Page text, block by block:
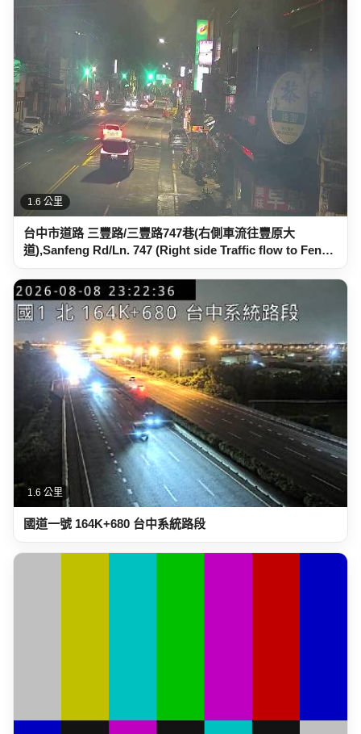
1.6 公里
台中市道路 三豐路/三豐路747巷(右側車流往豐原大
道),Sanfeng Rd/Ln. 747 (Right side Traffic flow to Fen…
1.6 公里
國道一號 164K+680 台中系統路段